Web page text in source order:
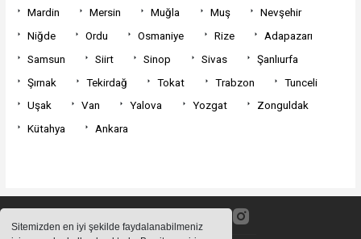
Sitemizden en iyi şekilde faydalanabilmeniz
Mardin
Mersin Muğla Muş
Nevşehir
Niğde
Ordu Osmaniye Rize
Adapazarı
Samsun
Siirt Sinop Sivas
Şanlıurfa
Şırnak
Tekirdağ Tokat Trabzon
Tunceli
Uşak
Van Yalova Yozgat
Zonguldak
Kütahya
Ankara